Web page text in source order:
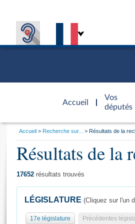
Accueil
d'accueil
Vos
députés
Général
Vous
Accueil Recherche sur... Résultats de la
Résultats de la
17652 résultats trouvés
LÉGISLATURE (Cliquez sur l'un
17e législature Précédentes